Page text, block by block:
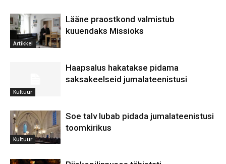
Artikkel
Lääne praostkond valmistub
kuuendaks Missioks
Kultuur
Haapsalus hakatakse pidama
saksakeelseid jumalateenistusi
Kultuur
Soe talv lubab pidada jumalateenistusi
toomkirikus